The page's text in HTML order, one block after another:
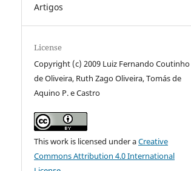
Artigos
License
Copyright (c) 2009 Luiz Fernando Coutinho
de Oliveira, Ruth Zago Oliveira, Tomás de
Aquino P. e Castro
This work is licensed under aCreative
Commons Attribution 4.0 International